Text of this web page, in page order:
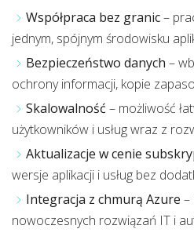
Współpraca bez granic–
jednym, spójnym środowisku
Bezpieczeństwo danych –
ochrony informacji, kopie
Skalowalność – możliwość
użytkowników i usług wraz z
Aktualizacje w cenie
wersje aplikacji i usług bez
Integracja z chmurą Azure –
nowoczesnych rozwiązań IT i